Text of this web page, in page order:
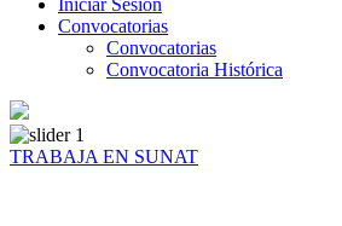
Convocatorias
Convocatorias
Convocatoria Histórica
TRABAJA EN SUNAT